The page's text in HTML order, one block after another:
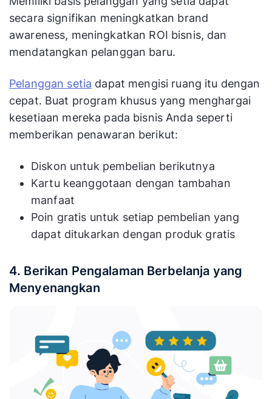
secara signifikan meningkatkan brand
awareness, meningkatkan ROI bisnis, dan
mendatangkan pelanggan baru.
Pelanggan setia dapat mengisi ruang itu dengan
cepat. Buat program khusus yang menghargai
kesetiaan mereka pada bisnis Anda seperti
memberikan penawaran berikut:
Diskon untuk pembelian berikutnya
Kartu keanggotaan dengan tambahan
manfaat
Poin gratis untuk setiap pembelian yang
dapat ditukarkan dengan produk gratis
4. Berikan Pengalaman Berbelanja yang
Menyenangkan